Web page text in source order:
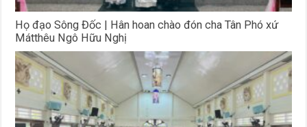
Họ đạo Sông Đốc | Hân hoan chào đón cha Tân Phó xứ
Mátthêu Ngô Hữu Nghị